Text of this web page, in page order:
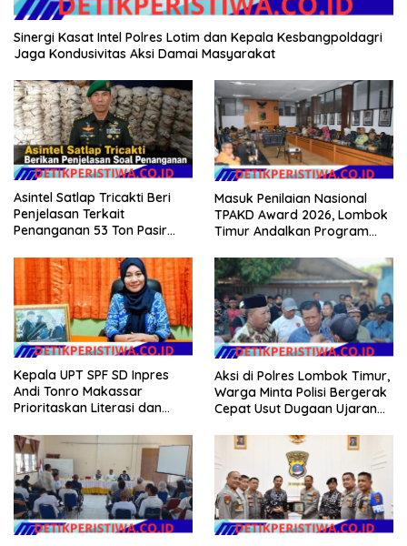
Sinergi Kasat Intel Polres Lotim dan Kepala Kesbangpoldagri
Jaga Kondusivitas Aksi Damai Masyarakat
Asintel Satlap Tricakti Beri
Penjelasan Terkait
Penanganan 53 Ton Pasir
Masuk Penilaian Nasional
TPAKD Award 2026, Lombok
Timur Andalkan Program
Dongkrak Kesejahteraan
Warga
Kepala UPT SPF SD Inpres
Andi Tonro Makassar
Prioritaskan Literasi dan
Sekolah
Aksi di Polres Lombok Timur,
Warga Minta Polisi Bergerak
Cepat Usut Dugaan Ujaran